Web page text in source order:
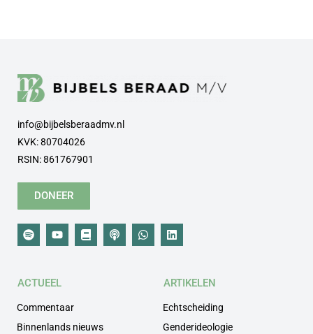
info@bijbelsberaadmv.nl
KVK: 80704026
RSIN: 861767901
DONEER
ACTUEEL
Commentaar
Binnenlands nieuws
ARTIKELEN
Echtscheiding
Genderideologie